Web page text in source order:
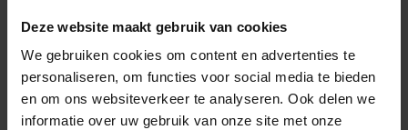
Deze website maakt gebruik van cookies
We gebruiken cookies om content en advertenties te
personaliseren, om functies voor social media te bieden
en om ons websiteverkeer te analyseren. Ook delen we
informatie over uw gebruik van onze site met onze
De rol van de huisarts en gespecialiseerd
verpleegkundige is onderdeel van het Samen Beslissen
proces. Lees
meer over dit thema.